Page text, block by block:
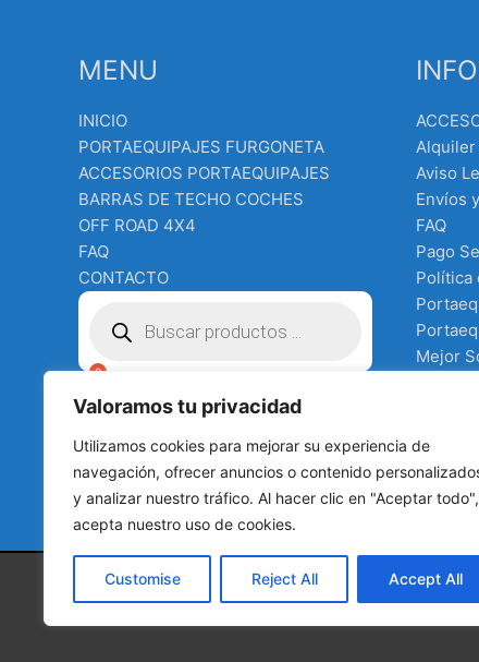
Valoramos tu privacidad
Utilizamos cookies para mejorar su experiencia de
navegación, ofrecer anuncios o contenido
y analizar nuestro tráfico. Al hacer clic en "Aceptar todo",
acepta nuestro uso de cookies.
Customise Reject All Accept All
MENU
INICIO
PORTAEQUIPAJES FURGONETA
ACCESORIOS PORTAEQUIPAJES
BARRAS DE TECHO COCHES
OFF ROAD 4X4
FAQ
CONTACTO
productos
Alquiler
Aviso
Envíos
FAQ
Pago
Política
Mejor
Terms
Tienda
todo